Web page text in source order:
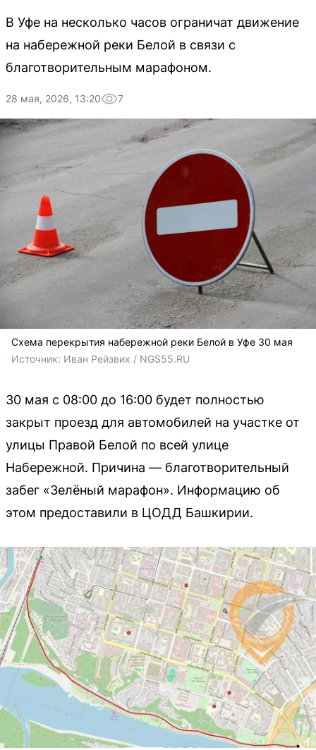
В Уфе на несколько часов ограничат движение
на набережной реки Белой в связи с
благотворительным марафоном.
28 мая, 2026, 13:20 7
Схема перекрытия набережной реки Белой в Уфе 30 мая
Источник: Иван Рейзвих / NGS55.RU
30 мая с 08:00 до 16:00 будет полностью
закрыт проезд для автомобилей на участке от
улицы Правой Белой по всей улице
Набережной. Причина — благотворительный
забег «Зелёный марафон». Информацию об
этом предоставили в ЦОДД Башкирии.